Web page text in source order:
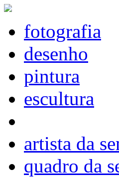
fotografia
desenho
pintura
escultura
artista da
quadro da